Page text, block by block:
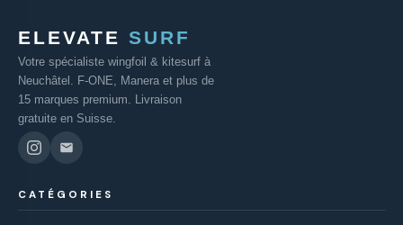
ELEVATE SURF
Votre spécialiste wingfoil & kitesurf à
Neuchâtel. F-ONE, Manera et plus de
15 marques premium. Livraison
gratuite en Suisse.
CATÉGORIES